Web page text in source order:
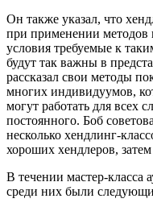
Он также указал, что
при применении методов
условия требуемые к
будут так важны в
рассказал свои методы
многих индивидуумов,
могут работать для всех
постоянного. Боб
несколько хендлинг-
хороших хендлеров,
В течении мастер-класса
среди них были